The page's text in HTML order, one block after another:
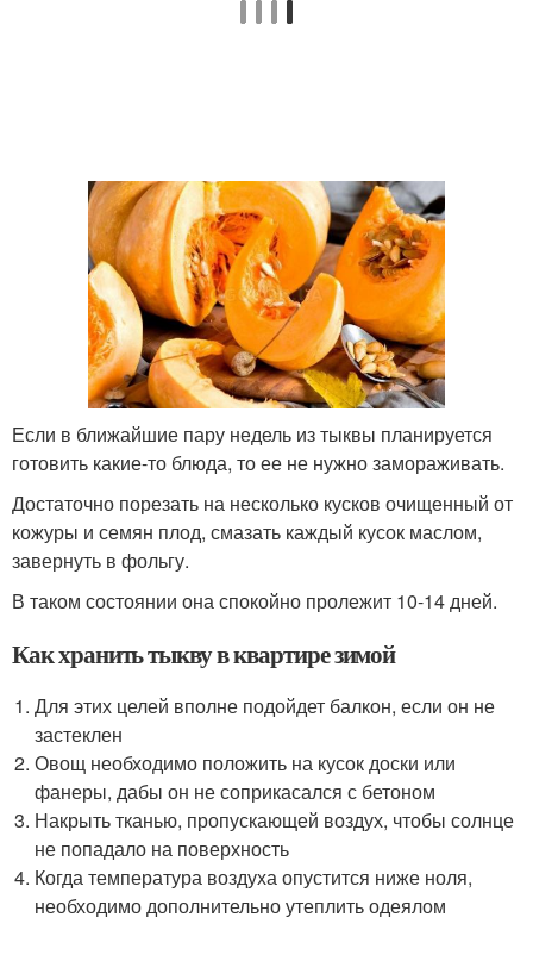
Если в ближайшие пару недель из тыквы планируется
готовить какие-то блюда, то ее не нужно замораживать.
Достаточно порезать на несколько кусков очищенный от
кожуры и семян плод, смазать каждый кусок маслом,
завернуть в фольгу.
В таком состоянии она спокойно пролежит 10-14 дней.
Как хранить тыкву в квартире зимой
Для этих целей вполне подойдет балкон, если он не
застеклен
Овощ необходимо положить на кусок доски или
фанеры, дабы он не соприкасался с бетоном
Накрыть тканью, пропускающей воздух, чтобы солнце
не попадало на поверхность
Когда температура воздуха опустится ниже ноля,
необходимо дополнительно утеплить одеялом